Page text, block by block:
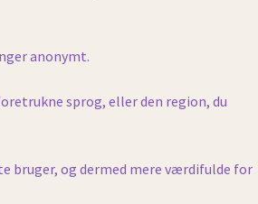
anonymt.
sprog, eller den region, du
bruger, og dermed mere værdifulde for